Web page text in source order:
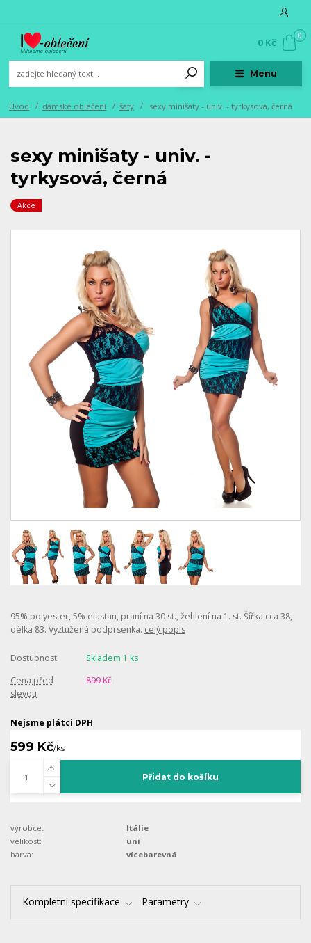
Menu
0
0 Kč
Úvod dámské oblečení šaty sexy minišaty - univ. - tyrkysová, černá
sexy minišaty - univ. -
tyrkysová, černá
Akce
95% polyester, 5% elastan, praní na 30 st., žehlení na 1. st. Šířka cca 38,
délka 83. Vyztužená podprsenka. celý popis
Dostupnost
Skladem 1 ks
Cena před
slevou
899 Kč
Nejsme plátci DPH
599 Kč/ks
Přidat do košíku
výrobce:
Itálie
velikost:
uni
barva:
vícebarevná
Kompletní specifikace Parametry